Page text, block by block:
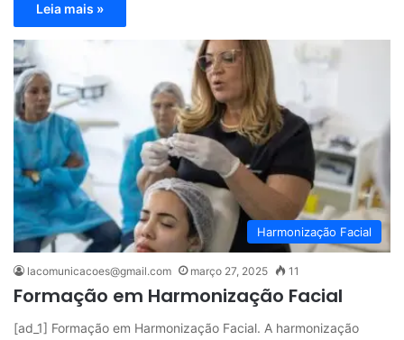
Leia mais »
Harmonização Facial
lacomunicacoes@gmail.com março 27, 2025 11
Formação em Harmonização Facial
[ad_1] Formação em Harmonização Facial. A harmonização